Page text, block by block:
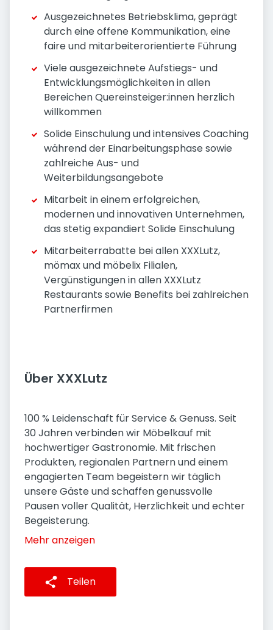
Ausgezeichnetes Betriebsklima, geprägt
durch eine offene Kommunikation, eine
faire und mitarbeiterorientierte Führung
Viele ausgezeichnete Aufstiegs- und
Entwicklungsmöglichkeiten in allen
Bereichen Quereinsteiger:innen herzlich
willkommen
Solide Einschulung und intensives Coaching
während der Einarbeitungsphase sowie
zahlreiche Aus- und
Weiterbildungsangebote
Mitarbeit in einem erfolgreichen,
modernen und innovativen Unternehmen,
das stetig expandiert Solide Einschulung
Mitarbeiterrabatte bei allen XXXLutz,
mömax und möbelix Filialen,
Vergünstigungen in allen XXXLutz
Restaurants sowie Benefits bei zahlreichen
Partnerfirmen
Über XXXLutz
100 % Leidenschaft für Service & Genuss. Seit
30 Jahren verbinden wir Möbelkauf mit
hochwertiger Gastronomie. Mit frischen
Produkten, regionalen Partnern und einem
engagierten Team begeistern wir täglich
unsere Gäste und schaffen genussvolle
Pausen voller Qualität, Herzlichkeit und echter
Begeisterung.
Mehr anzeigen
Teilen